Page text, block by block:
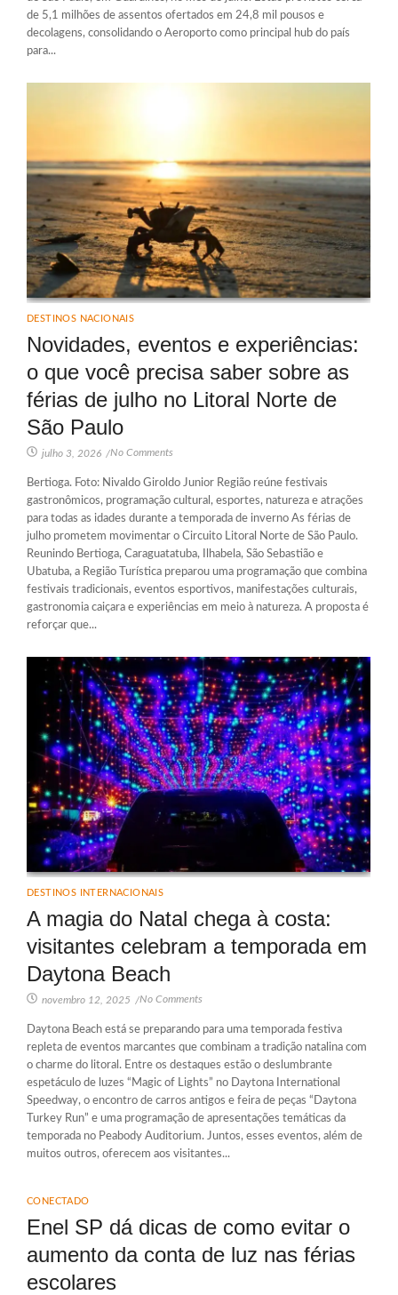
de 5,1 milhões de assentos ofertados em 24,8 mil pousos e
decolagens, consolidando o Aeroporto como principal hub do país
para...
DESTINOS NACIONAIS
Novidades, eventos e experiências:
o que você precisa saber sobre as
férias de julho no Litoral Norte de
São Paulo
julho 3, 2026 /No Comments
Bertioga. Foto: Nivaldo Giroldo Junior Região reúne festivais
gastronômicos, programação cultural, esportes, natureza e atrações
para todas as idades durante a temporada de inverno As férias de
julho prometem movimentar o Circuito Litoral Norte de São Paulo.
Reunindo Bertioga, Caraguatatuba, Ilhabela, São Sebastião e
Ubatuba, a Região Turística preparou uma programação que combina
festivais tradicionais, eventos esportivos, manifestações culturais,
gastronomia caiçara e experiências em meio à natureza. A proposta é
reforçar que...
DESTINOS INTERNACIONAIS
A magia do Natal chega à costa:
visitantes celebram a temporada em
Daytona Beach
novembro 12, 2025 /No Comments
Daytona Beach está se preparando para uma temporada festiva
repleta de eventos marcantes que combinam a tradição natalina com
o charme do litoral. Entre os destaques estão o deslumbrante
espetáculo de luzes “Magic of Lights” no Daytona International
Speedway, o encontro de carros antigos e feira de peças “Daytona
Turkey Run” e uma programação de apresentações temáticas da
temporada no Peabody Auditorium. Juntos, esses eventos, além de
muitos outros, oferecem aos visitantes...
CONECTADO
Enel SP dá dicas de como evitar o
aumento da conta de luz nas férias
escolares